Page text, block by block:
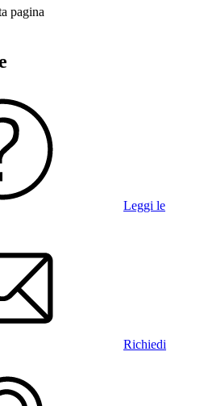
pagina
Leggi le
Richiedi